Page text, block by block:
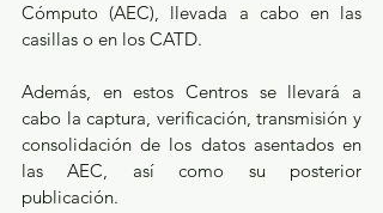
Cómputo (AEC), llevada a cabo en las
casillas o en los CATD.
Además, en estos Centros se llevará a
cabo la captura, verificación, transmisión y
consolidación de los datos asentados en
las AEC, así como su posterior
publicación.